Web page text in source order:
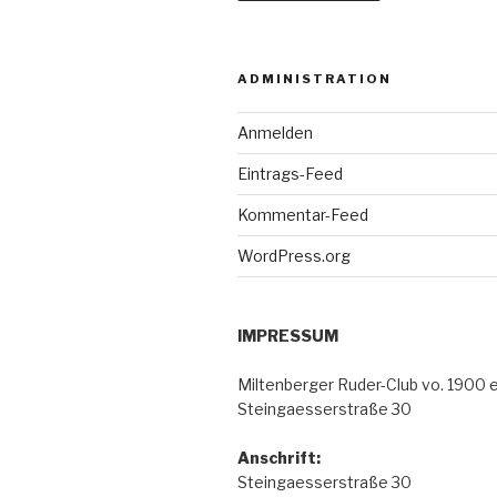
ADMINISTRATION
Anmelden
Eintrags-Feed
Kommentar-Feed
WordPress.org
IMPRESSUM
Miltenberger Ruder-Club vo. 1900
Steingaesserstraße 30
Anschrift:
Steingaesserstraße 30